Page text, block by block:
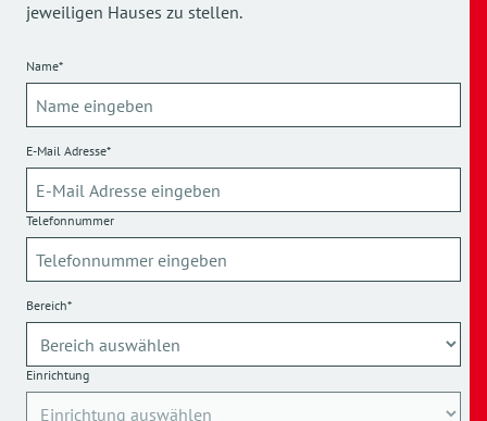
jeweiligen Hauses zu stellen.
Name*
E-Mail Adresse*
Telefonnummer
Bereich*
Einrichtung